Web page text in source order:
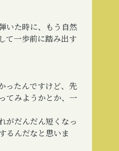
いた時に、もう自然
て一歩前に踏み出す
ったんですけど、先
てみようかとか、一
がだんだん短くなっ
るんだなと思いま